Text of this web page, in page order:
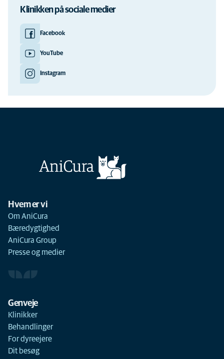
Klinikken på sociale medier
Facebook
YouTube
Instagram
Hvem er vi
Om AniCura
Bæredygtighed
AniCura Group
Presse og medier
Genveje
Klinikker
Behandlinger
For dyreejere
Dit besøg